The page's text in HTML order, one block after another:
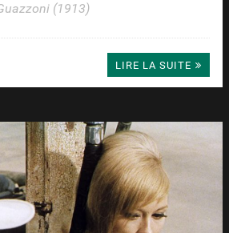
(1913)
LIRE LA SUITE